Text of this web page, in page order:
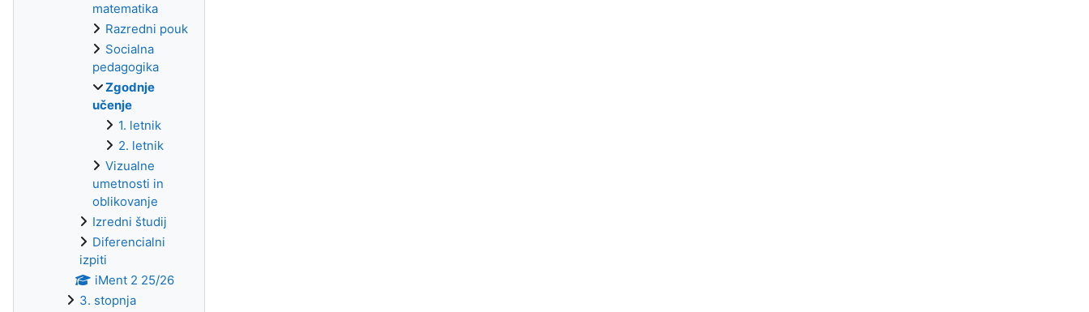
matematika
Razredni pouk
Socialna
pedagogika
Zgodnje
učenje
1. letnik
2. letnik
Vizualne
umetnosti in
oblikovanje
Izredni študij
Diferencialni
izpiti
iMent 2 25/26
3. stopnja